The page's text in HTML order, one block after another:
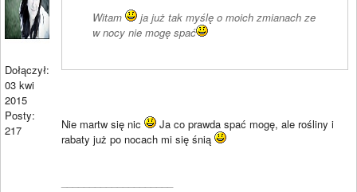
Dołączył:
03 kwi
2015
Posty:
217
Witam
ja już tak myślę o moich zmianach ze
w nocy nie mogę spać
Nie martw się nic
Ja co prawda spać mogę, ale rośliny i
rabaty już po nocach mi się śnią